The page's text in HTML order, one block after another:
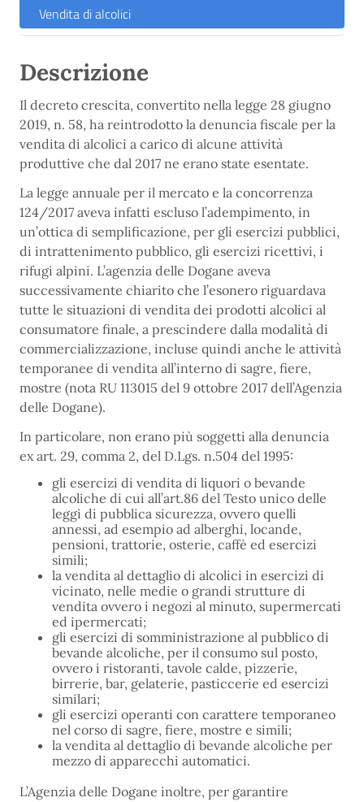
Vendita di alcolici
Descrizione
Il decreto crescita, convertito nella legge 28 giugno
2019, n. 58, ha reintrodotto la denuncia fiscale per la
vendita di alcolici a carico di alcune attività
produttive che dal 2017 ne erano state esentate.
La legge annuale per il mercato e la concorrenza
124/2017 aveva infatti escluso l’adempimento, in
un’ottica di semplificazione, per gli esercizi pubblici,
di intrattenimento pubblico, gli esercizi ricettivi, i
rifugi alpini. L’agenzia delle Dogane aveva
successivamente chiarito che l’esonero riguardava
tutte le situazioni di vendita dei prodotti alcolici al
consumatore finale, a prescindere dalla modalità di
commercializzazione, incluse quindi anche le attività
temporanee di vendita all’interno di sagre, fiere,
mostre (nota RU 113015 del 9 ottobre 2017 dell’Agenzia
delle Dogane).
In particolare, non erano più soggetti alla denuncia
ex art. 29, comma 2, del D.Lgs. n.504 del 1995:
gli esercizi di vendita di liquori o bevande
alcoliche di cui all’art.86 del Testo unico delle
leggi di pubblica sicurezza, ovvero quelli
annessi, ad esempio ad alberghi, locande,
pensioni, trattorie, osterie, caffè ed esercizi
simili;
la vendita al dettaglio di alcolici in esercizi di
vicinato, nelle medie o grandi strutture di
vendita ovvero i negozi al minuto, supermercati
ed ipermercati;
gli esercizi di somministrazione al pubblico di
bevande alcoliche, per il consumo sul posto,
ovvero i ristoranti, tavole calde, pizzerie,
birrerie, bar, gelaterie, pasticcerie ed esercizi
similari;
gli esercizi operanti con carattere temporaneo
nel corso di sagre, fiere, mostre e simili;
la vendita al dettaglio di bevande alcoliche per
mezzo di apparecchi automatici.
L’Agenzia delle Dogane inoltre, per garantire